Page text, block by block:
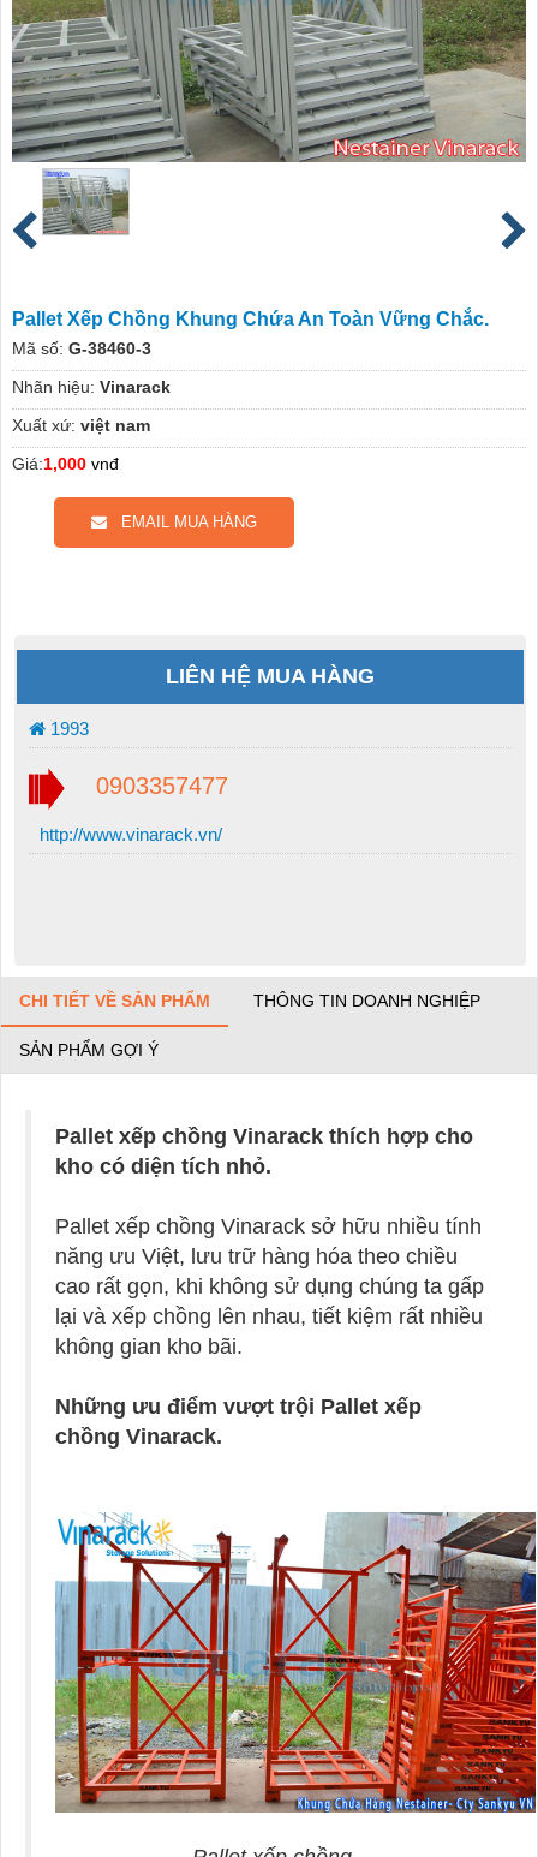
Pallet Xếp Chồng Khung Chứa An Toàn Vững Chắc.
Mã số: G-38460-3
Nhãn hiệu: Vinarack
Xuất xứ: việt nam
Giá:1,000 vnđ
EMAIL MUA HÀNG
LIÊN HỆ MUA HÀNG
1993
0903357477
http://www.vinarack.vn/
CHI TIẾT VỀ SẢN PHẨM THÔNG TIN DOANH NGHIỆP
SẢN PHẨM GỢI Ý
Pallet xếp chồng Vinarack thích hợp cho
kho có diện tích nhỏ.
Pallet xếp chồng Vinarack sở hữu nhiều tính
năng ưu Việt, lưu trữ hàng hóa theo chiều
cao rất gọn, khi không sử dụng chúng ta gấp
lại và xếp chồng lên nhau, tiết kiệm rất nhiều
không gian kho bãi.
Những ưu điểm vượt trội Pallet xếp
chồng Vinarack.